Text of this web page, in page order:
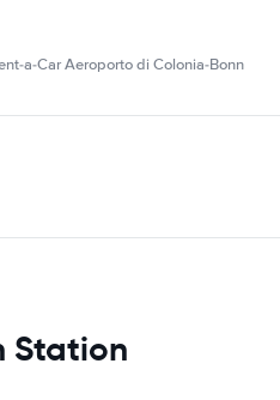
a-Car Aeroporto di Colonia-Bonn
Station